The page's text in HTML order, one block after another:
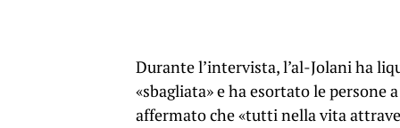
Durante l’intervista, l’al-Jolani ha
«sbagliata» e ha esortato le persone
affermato che «tutti nella vita